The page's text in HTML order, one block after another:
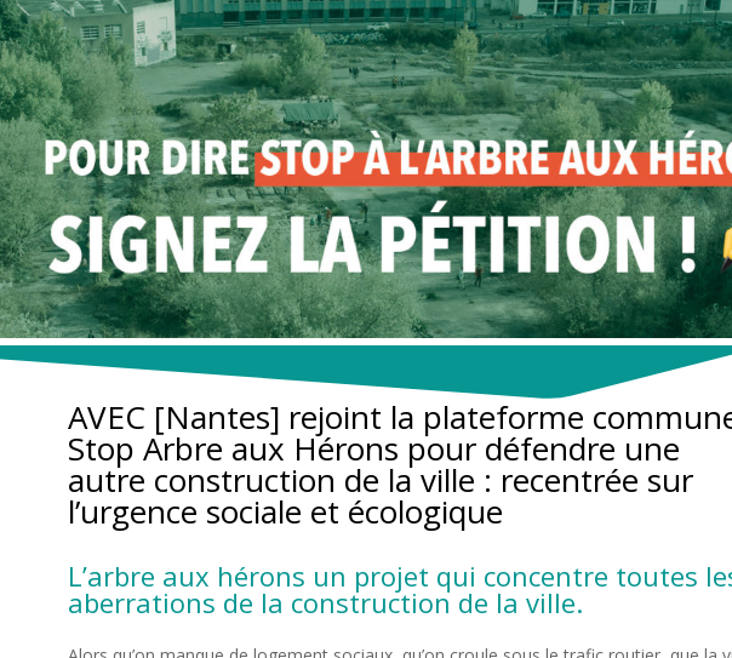
AVEC [Nantes] rejoint la plateforme
Stop Arbre aux Hérons pour défendre une
autre construction de la ville : recentrée sur
l’urgence sociale et écologique
L’arbre aux hérons un projet qui concentre toutes
aberrations de la construction de la ville.